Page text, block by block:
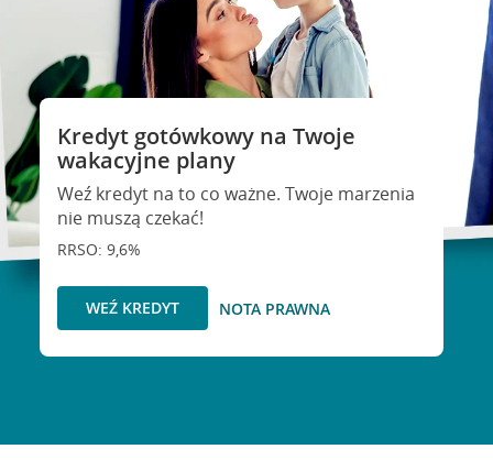
Kredyt gotówkowy na Twoje
wakacyjne plany
Weź kredyt na to co ważne. Twoje marzenia
nie muszą czekać!
RRSO: 9,6%
WEŹ KREDYT NOTA PRAWNA